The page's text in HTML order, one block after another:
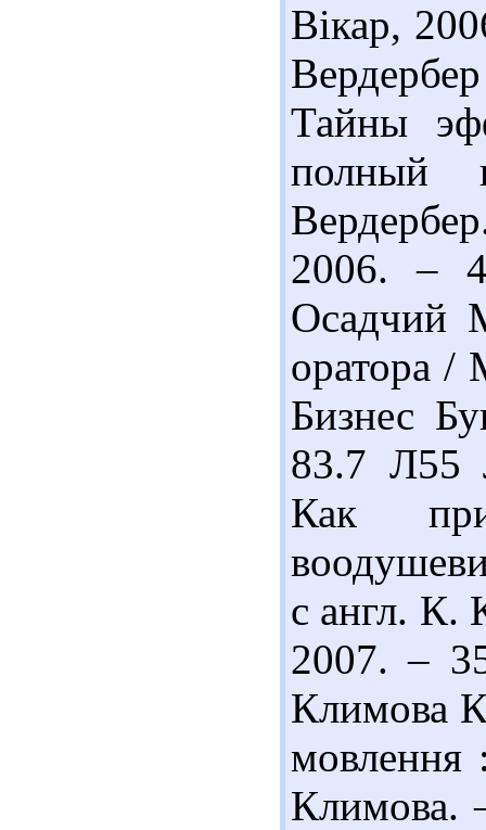
Вікар,
Тайны
полный
2006. –
Осадчий
оратора
Бизнес
83.7 Л55
Как
с англ. К.
2007. –
Климова
мовлення
Климова.